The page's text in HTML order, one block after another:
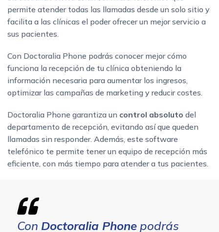
permite atender todas las llamadas desde un solo sitio y
facilita a las clínicas el poder ofrecer un mejor servicio a
sus pacientes.
Con Doctoralia Phone podrás conocer mejor cómo
funciona la recepción de tu clínica obteniendo la
información necesaria para aumentar los ingresos,
optimizar las campañas de marketing y reducir costes.
Doctoralia Phone garantiza un control absoluto del
departamento de recepción, evitando así que queden
llamadas sin responder. Además, este software
telefónico te permite tener un equipo de recepción más
eficiente, con más tiempo para atender a tus pacientes.
Con Doctoralia Phone podrás